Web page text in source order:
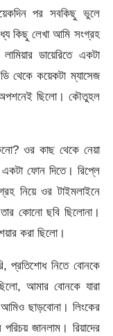
পর সবকিছু ভুলে
কিছু লেখা আমি সংগ্রহ
ডায়েরিতে একটা
থেকে কয়েকটা ম্যাসেজ
অপশনেই ছিলো। কৌতুহল
ওর কাছ থেকে নেয়া
ফোন দিতে। রিপ্লে
নিয়ে ওর টাইমলাইনে
কোনো ছবি ছিলোনা।
করা ছিলো।
প্রতিশোধ নিতে বোনকে
আমার বোনকে যারা
ছাড়বোনা। লিংকের
জানলাম। রিয়াদের